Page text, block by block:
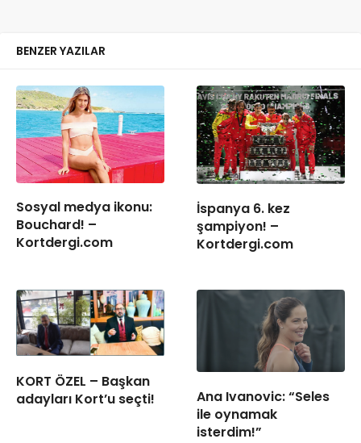
BENZER YAZILAR
Sosyal medya ikonu:
Bouchard! –
Kortdergi.com
İspanya 6. kez
şampiyon! –
Kortdergi.com
KORT ÖZEL – Başkan
adayları Kort’u seçti!
Ana Ivanovic: “Seles
ile oynamak
isterdim!”